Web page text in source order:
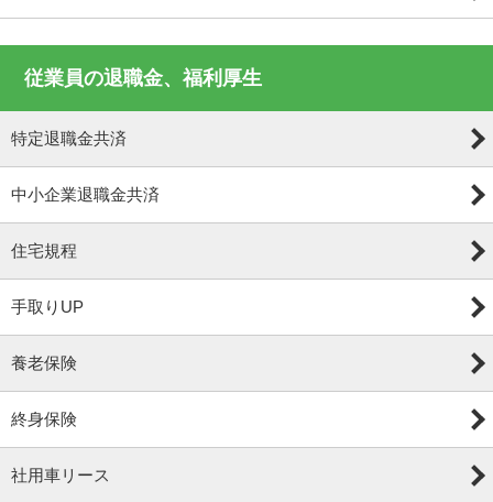
従業員の退職金、福利厚生
特定退職金共済
中小企業退職金共済
住宅規程
手取りUP
養老保険
終身保険
社用車リース